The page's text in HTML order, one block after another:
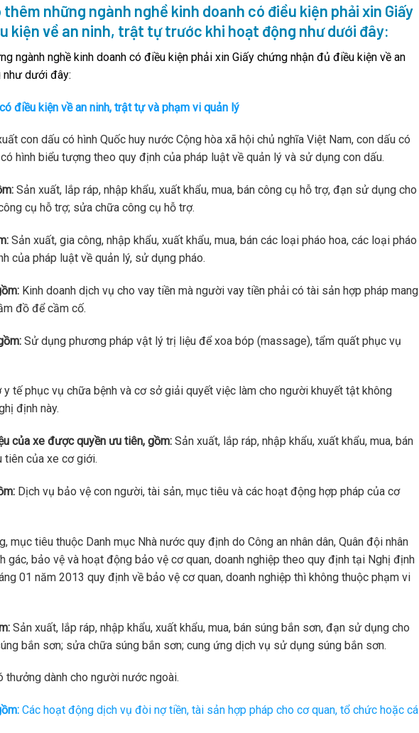
những ngành nghề kinh doanh có điều kiện phải xin Giấy
kiện về an ninh, trật tự trước khi hoạt động như dưới đây:
ngành nghề kinh doanh có điều kiện phải xin Giấy chứng nhận đủ điều kiện về an
dưới đây:
điều kiện về an ninh, trật tự và phạm vi quản lý
con dấu có hình Quốc huy nước Cộng hòa xã hội chủ nghĩa Việt Nam, con dấu có
hình biểu tượng theo quy định của pháp luật về quản lý và sử dụng con dấu.
Sản xuất, lắp ráp, nhập khẩu, xuất khẩu, mua, bán công cụ hỗ trợ, đạn sử dụng cho
cụ hỗ trợ; sửa chữa công cụ hỗ trợ.
Sản xuất, gia công, nhập khẩu, xuất khẩu, mua, bán các loại pháo hoa, các loại pháo
của pháp luật về quản lý, sử dụng pháo.
Kinh doanh dịch vụ cho vay tiền mà người vay tiền phải có tài sản hợp pháp mang
đồ để cầm cố.
Sử dụng phương pháp vật lý trị liệu để xoa bóp (massage), tẩm quất phục vụ
tế phục vụ chữa bệnh và cơ sở giải quyết việc làm cho người khuyết tật không
định này.
của xe được quyền ưu tiên, gồm: Sản xuất, lắp ráp, nhập khẩu, xuất khẩu, mua, bán
tiên của xe cơ giới.
Dịch vụ bảo vệ con người, tài sản, mục tiêu và các hoạt động hợp pháp của cơ
mục tiêu thuộc Danh mục Nhà nước quy định do Công an nhân dân, Quân đội nhân
gác, bảo vệ và hoạt động bảo vệ cơ quan, doanh nghiệp theo quy định tại Nghị định
01 năm 2013 quy định về bảo vệ cơ quan, doanh nghiệp thì không thuộc phạm vi
Sản xuất, lắp ráp, nhập khẩu, xuất khẩu, mua, bán súng bắn sơn, đạn sử dụng cho
bắn sơn; sửa chữa súng bắn sơn; cung ứng dịch vụ sử dụng súng bắn sơn.
thưởng dành cho người nước ngoài.
Các hoạt động dịch vụ đòi nợ tiền, tài sản hợp pháp cho cơ quan, tổ chức hoặc cá